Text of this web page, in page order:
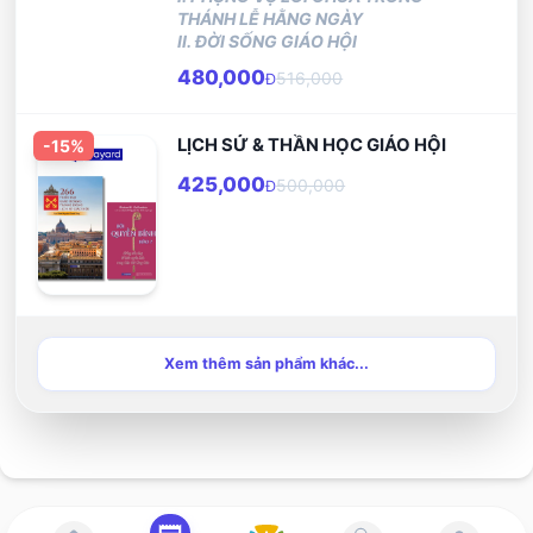
THÁNH LỄ HẰNG NGÀY
II. ĐỜI SỐNG GIÁO HỘI
480,000Đ516,000
-15% LỊCH SỬ & THẦN HỌC GIÁO HỘI
425,000Đ500,000
Xem thêm sản phẩm khác...